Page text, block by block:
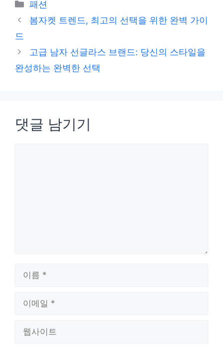
카
테
패션
봄자켓 트렌드, 최고의 선택을 위한 완벽 가이
드
고급 남자 선글라스 브랜드: 당신의 스타일을
완성하는 완벽한 선택
댓글 남기기